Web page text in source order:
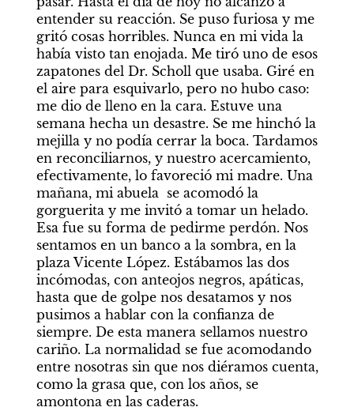
entender su reacción. Se puso furiosa y me
gritó cosas horribles. Nunca en mi vida la
había visto tan enojada. Me tiró uno de esos
zapatones del Dr. Scholl que usaba. Giré en
el aire para esquivarlo, pero no hubo caso:
me dio de lleno en la cara. Estuve una
semana hecha un desastre. Se me hinchó la
mejilla y no podía cerrar la boca. Tardamos
en reconciliarnos, y nuestro acercamiento,
efectivamente, lo favoreció mi madre. Una
mañana, mi abuela  se acomodó la
gorguerita y me invitó a tomar un helado.
Esa fue su forma de pedirme perdón. Nos
sentamos en un banco a la sombra, en la
plaza Vicente López. Estábamos las dos
incómodas, con anteojos negros, apáticas,
hasta que de golpe nos desatamos y nos
pusimos a hablar con la confianza de
siempre. De esta manera sellamos nuestro
cariño. La normalidad se fue acomodando
entre nosotras sin que nos diéramos cuenta,
como la grasa que, con los años, se
amontona en las caderas.